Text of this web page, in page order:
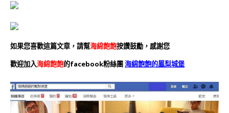
如果您喜歡這篇文章，請幫海綿飽飽按讚鼓勵，感謝您
歡迎加入海綿飽飽的facebook粉絲團 海綿飽飽的鳳梨城堡